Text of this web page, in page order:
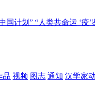
国计划” “人类共命运 ‘疫
品 视频 图志 通知 汉学家